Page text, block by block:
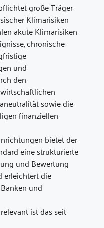
große Träger
Klimarisiken
akute Klimarisiken
chronische
und
den
sowie die
finanziellen
bietet der
eine strukturierte
und Bewertung
erleichtert die
und
ist das seit